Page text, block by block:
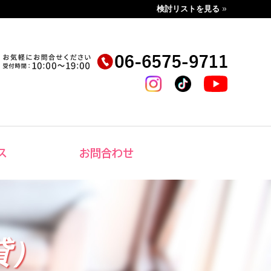
検討リストを見る
お問合わせ
）